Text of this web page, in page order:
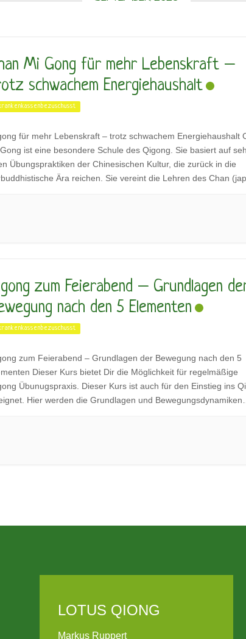
Mi Gong für mehr Lebenskraft –
schwachem Energiehaushalt
für mehr Lebenskraft – trotz schwachem Energiehaushalt
ist eine besondere Schule des Qigong. Sie basiert auf
Übungspraktiken der Chinesischen Kultur, die zurück in die
Ära reichen. Sie vereint die Lehren des Chan
zum Feierabend – Grundlagen
nach den 5 Elementen
zum Feierabend – Grundlagen der Bewegung nach den 5
Dieser Kurs bietet Dir die Möglichkeit für regelmäßige
Übunugspraxis. Dieser Kurs ist auch für den Einstieg ins
Hier werden die Grundlagen und Bewegungsdynamiken
LOTUS QIONG
Markus Ruppert